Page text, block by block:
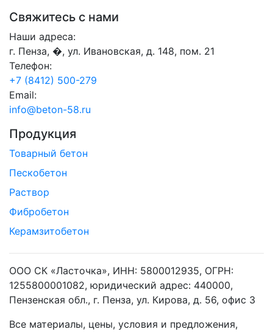
Свяжитесь с нами
Наши адреса:
г. Пенза, �, ул. Ивановская, д. 148, пом. 21
Телефон:
+7 (8412) 500-279
Email:
info@beton-58.ru
Продукция
Товарный бетон
Пескобетон
Раствор
Фибробетон
Керамзитобетон
ООО СК «Ласточка», ИНН: 5800012935, ОГРН:
1255800001082, юридический адрес: 440000,
Пензенская обл., г. Пенза, ул. Кирова, д. 56, офис 3
Все материалы, цены, условия и предложения,